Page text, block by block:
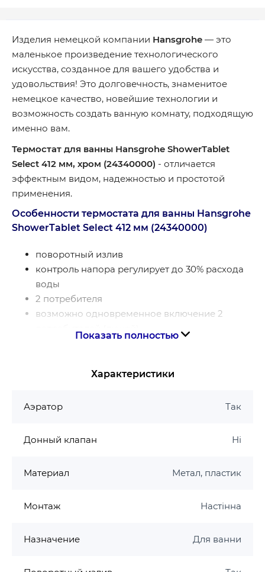
Изделия немецкой компании Hansgrohe — это
маленькое произведение технологического
искусства, созданное для вашего удобства и
удовольствия! Это долговечность, знаменитое
немецкое качество, новейшие технологии и
возможность создать ванную комнату, подходящую
именно вам.
Термостат для ванны Hansgrohe ShowerTablet
Select 412 мм, хром (24340000) - отличается
эффектным видом, надежностью и простотой
применения.
Особенности термостата для ванны Hansgrohe
ShowerTablet Select 412 мм (24340000)
поворотный излив
контроль напора регулирует до 30% расхода
воды
2 потребителя
возможно одновременное включение 2
потребителей
корпуса, делая принятие душа еще
18.7 л/мин
мин
макс. рабочее давление: 10 бар
Показать полностью
Характеристики
Аэратор Так
Донный клапан Ні
Материал Метал, пластик
Монтаж Настінна
Назначение Для ванни